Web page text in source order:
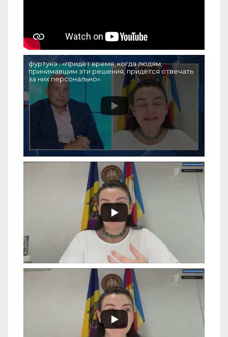
фуртунэ : «придёт время, когда людям,
принимавшим эти решения, придётся отвечать
за них персонально»